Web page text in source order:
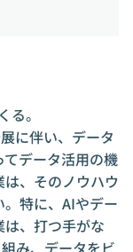
。
に伴い、データ
データ活用の機
、そのノウハウ
特に、AIやデー
、打つ手がな
み、データをビ